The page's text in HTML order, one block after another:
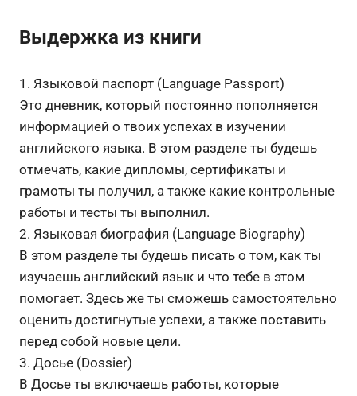
Выдержка из книги
1. Языковой паспорт (Language Passport)
Это дневник, который постоянно пополняется
информацией о твоих успехах в изучении
английского языка. В этом разделе ты будешь
отмечать, какие дипломы, сертификаты и
грамоты ты получил, а также какие контрольные
работы и тесты ты выполнил.
2. Языковая биография (Language Biography)
В этом разделе ты будешь писать о том, как ты
изучаешь английский язык и что тебе в этом
помогает. Здесь же ты сможешь самостоятельно
оценить достигнутые успехи, а также поставить
перед собой новые цели.
3. Досье (Dossier)
В Досье ты включаешь работы, которые